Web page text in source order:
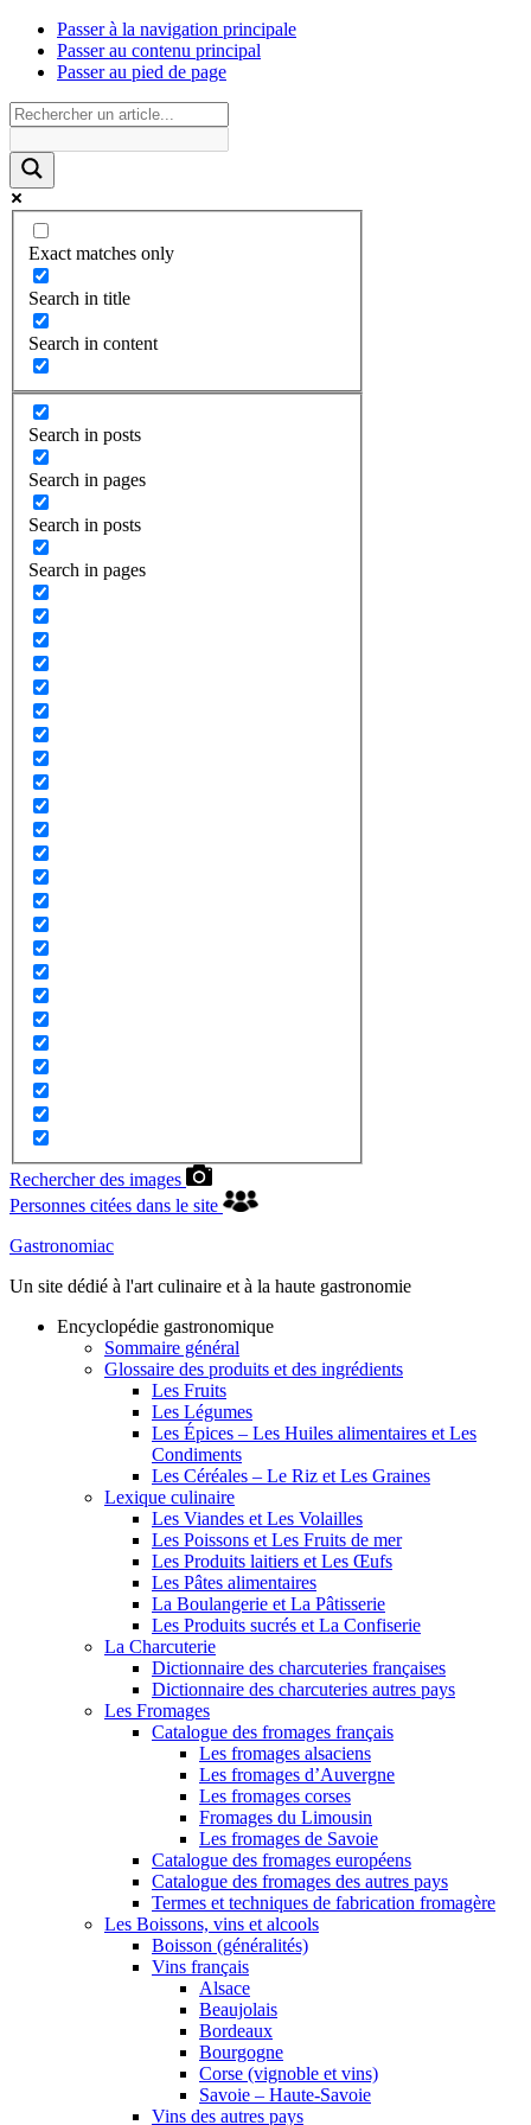
Passer à la navigation principale
Passer au contenu principal
Passer au pied de page
Exact matches only
Search in title
Search in content
Search in posts
Search in pages
Search in posts
Search in pages
Rechercher des images
Personnes citées dans le site
Gastronomiac
Un site dédié à l'art culinaire et à la haute gastronomie
Encyclopédie gastronomique
Sommaire général
Glossaire des produits et des ingrédients
Les Fruits
Les Légumes
Les Épices – Les Huiles alimentaires et Les
Condiments
Les Céréales – Le Riz et Les Graines
Lexique culinaire
Les Viandes et Les Volailles
Les Poissons et Les Fruits de mer
Les Produits laitiers et Les Œufs
Les Pâtes alimentaires
La Boulangerie et La Pâtisserie
Les Produits sucrés et La Confiserie
La Charcuterie
Dictionnaire des charcuteries françaises
Dictionnaire des charcuteries autres pays
Les Fromages
Catalogue des fromages français
Les fromages alsaciens
Les fromages d’Auvergne
Les fromages corses
Fromages du Limousin
Les fromages de Savoie
Catalogue des fromages européens
Catalogue des fromages des autres pays
Termes et techniques de fabrication fromagère
Les Boissons, vins et alcools
Boisson (généralités)
Vins français
Alsace
Beaujolais
Bordeaux
Bourgogne
Corse (vignoble et vins)
Savoie – Haute-Savoie
Vins des autres pays